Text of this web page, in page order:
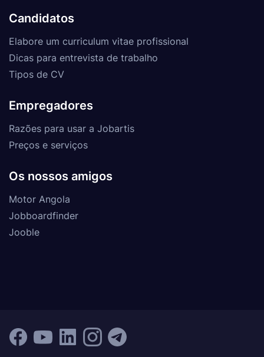
Candidatos
Elabore um curriculum vitae profissional
Dicas para entrevista de trabalho
Tipos de CV
Empregadores
Razões para usar a Jobartis
Preços e serviços
Os nossos amigos
Motor Angola
Jobboardfinder
Jooble